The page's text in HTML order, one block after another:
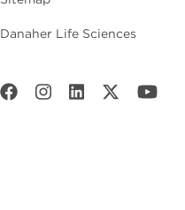
Danaher Life Sciences